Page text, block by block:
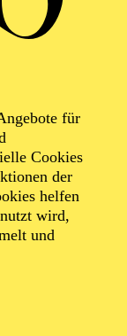
für
Cookies
der
helfen
wird,
und
von Teona
und Philip
only fall asleep